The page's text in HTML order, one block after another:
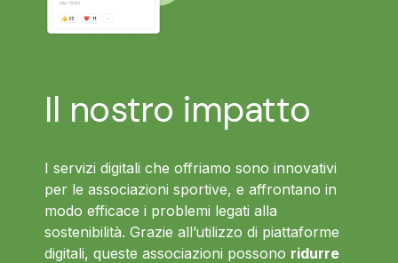
Il nostro impatto
I servizi digitali che offriamo sono innovativi
per le associazioni sportive, e affrontano in
modo efficace i problemi legati alla
sostenibilità. Grazie all’utilizzo di piattaforme
digitali, queste associazioni possono ridurre